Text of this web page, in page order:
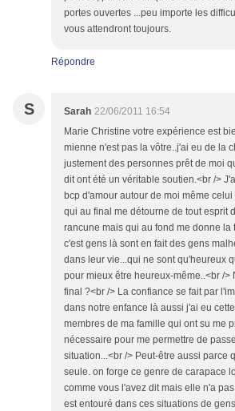
portes ouvertes ...peu importe les
vous attendront toujours.
Répondre
S Sarah 22/06/2011 16:54
Marie Christine votre expérience est
mienne n'est pas la vôtre..j'ai eu de la
justement des personnes prêt de moi
dit ont été un véritable soutien.<br />
bcp d'amour autour de moi même
qui au final me détourne de tout esprit
rancune mais qui au fond me donne la
c'est gens là sont en fait des gens
dans leur vie...qui ne sont qu'heureux
pour mieux être heureux-même..<br />
final ?<br /> La confiance se fait par
dans notre enfance là aussi j'ai eu
membres de ma famille qui ont su me
nécessaire pour me permettre de
situation...<br /> Peut-être aussi parce
seule. on forge ce genre de carapace
comme vous l'avez dit mais elle n'a
est entouré dans ces situations de